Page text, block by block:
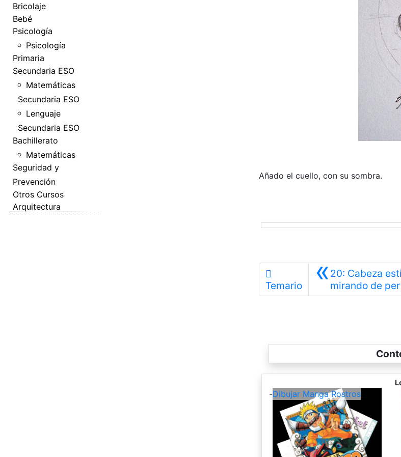
Bricolaje
Bebé
Psicología
Psicología
Primaria
Secundaria ESO
Matemáticas
Secundaria ESO
Lenguaje
Secundaria ESO
Bachillerato
Matemáticas
Seguridad y
Prevención
Otros Cursos
Arquitectura
Añado el cuello, con su sombra.
Temario «20: Cabeza
mirando de
-Dibujar Manga Rostros